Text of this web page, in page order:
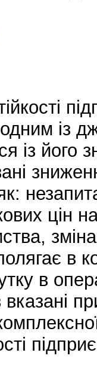
із
із його
цін
в
в
вказані